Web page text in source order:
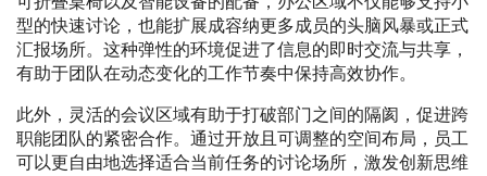
型的快速讨论，也能扩展成容纳更多成员的头脑风暴或正式
汇报场所。这种弹性的环境促进了信息的即时交流与共享，
有助于团队在动态变化的工作节奏中保持高效协作。
此外，灵活的会议区域有助于打破部门之间的隔阂，促进跨
职能团队的紧密合作。通过开放且可调整的空间布局，员工
可以更自由地选择适合当前任务的讨论场所，激发创新思维